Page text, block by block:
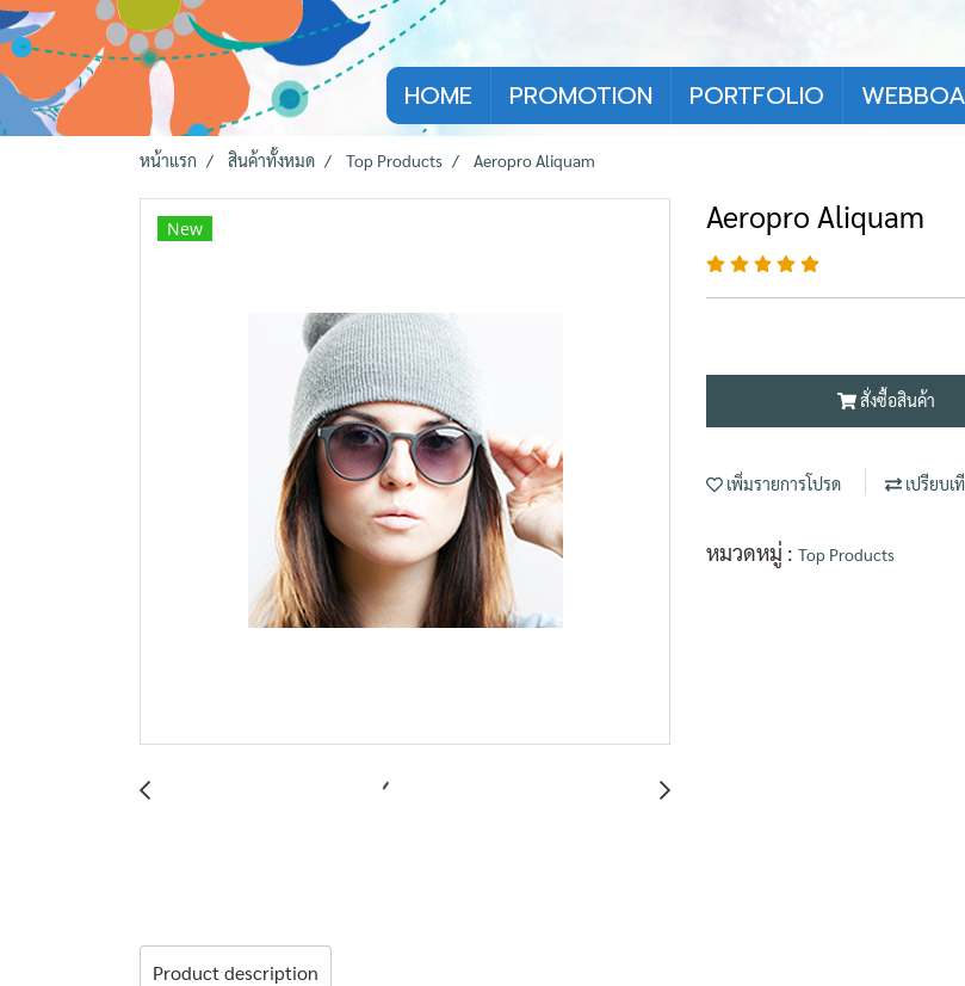
HOME PROMOTION PORTFOLIO
หน้าแรก สินค้าทั้งหมด Top Products Aeropro Aliquam
New Aeropro Aliquam
สั่งซื้อสินค้า
เพิ่มรายการโปรด เปรียบเ
หมวดหมู่ : Top Products
Product description